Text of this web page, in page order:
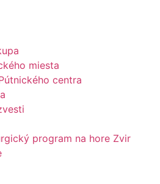
miesta
centra
program na hore Zvir